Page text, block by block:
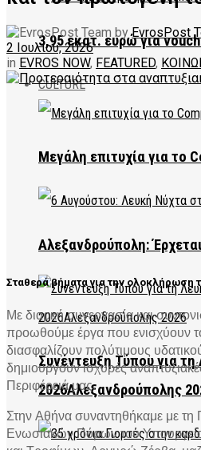
3,95 εκατ. ευρώ για
CULTURE
Μεγάλη επιτυχία για το
Αλεξανδρούπολη:
Συνέντευξη Τύπου για
2026Αλεξανδρούπολης
by EvrosPost
2 Ιουλίου, 2026
in EVROS NOW, FEATURED,
Σταθερά βήματα για την
Με διαρκή συνεργασία και
προωθούμε έργα που ενισχύουν
διασφαλίζουν πολύτιμους
δημιουργούν ισχυρές
Περιφέρειά μας.
Στην Αθήνα συναντηθήκαμε με τη
Ενωσιακών Πόρων του